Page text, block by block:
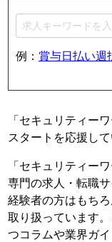
例： 賞与日払い週
「セキュリティー
スタートを応援して
「セキュリティー
専門の求人・転職
経験者の方はもち
取り扱っています
つコラムや業界ガ